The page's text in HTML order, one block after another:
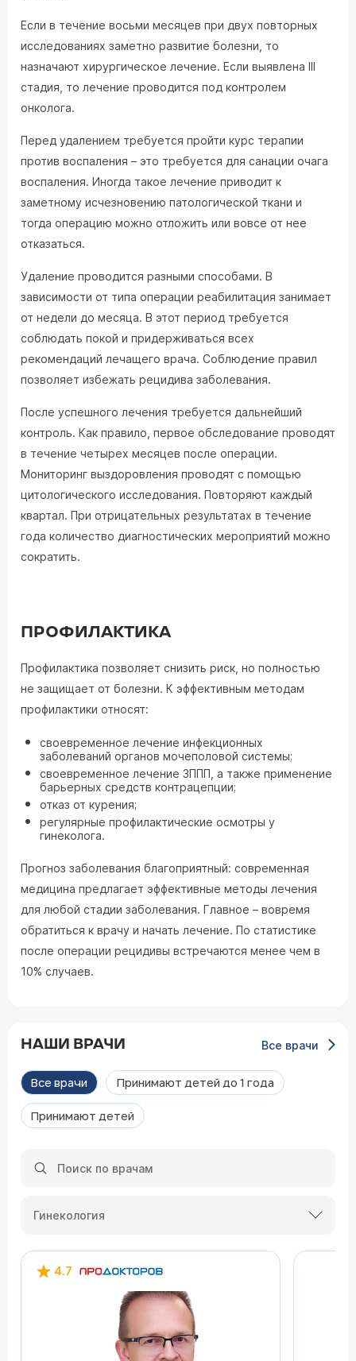
Если в течение восьми месяцев при двух повторных
исследованиях заметно развитие болезни, то
назначают хирургическое лечение. Если выявлена III
стадия, то лечение проводится под контролем
онколога.
Перед удалением требуется пройти курс терапии
против воспаления – это требуется для санации очага
воспаления. Иногда такое лечение приводит к
заметному исчезновению патологической ткани и
тогда операцию можно отложить или вовсе от нее
отказаться.
Удаление проводится разными способами. В
зависимости от типа операции реабилитация занимает
от недели до месяца. В этот период требуется
соблюдать покой и придерживаться всех
рекомендаций лечащего врача. Соблюдение правил
позволяет избежать рецидива заболевания.
После успешного лечения требуется дальнейший
контроль. Как правило, первое обследование проводят
в течение четырех месяцев после операции.
Мониторинг выздоровления проводят с помощью
цитологического исследования. Повторяют каждый
квартал. При отрицательных результатах в течение
года количество диагностических мероприятий можно
сократить.
ПРОФИЛАКТИКА
Профилактика позволяет снизить риск, но полностью
не защищает от болезни. К эффективным методам
профилактики относят:
своевременное лечение инфекционных
заболеваний органов мочеполовой системы;
своевременное лечение ЗППП, а также применение
барьерных средств контрацепции;
отказ от курения;
регулярные профилактические осмотры у
гинеколога.
Прогноз заболевания благоприятный: современная
медицина предлагает эффективные методы лечения
для любой стадии заболевания. Главное – вовремя
обратиться к врачу и начать лечение. По статистике
после операции рецидивы встречаются менее чем в
10% случаев.
НАШИ ВРАЧИ Все врачи
Все врачи Принимают детей до 1 года
Принимают детей
Гинекология
4.7